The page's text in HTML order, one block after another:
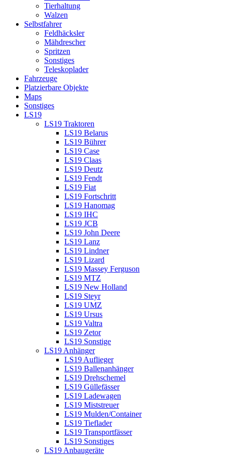
Tierhaltung
Walzen
Selbstfahrer
Feldhäcksler
Mähdrescher
Spritzen
Sonstiges
Teleskoplader
Fahrzeuge
Platzierbare Objekte
Maps
Sonstiges
LS19
LS19 Traktoren
LS19 Belarus
LS19 Bührer
LS19 Case
LS19 Claas
LS19 Deutz
LS19 Fendt
LS19 Fiat
LS19 Fortschritt
LS19 Hanomag
LS19 IHC
LS19 JCB
LS19 John Deere
LS19 Lanz
LS19 Lindner
LS19 Lizard
LS19 Massey Ferguson
LS19 MTZ
LS19 New Holland
LS19 Steyr
LS19 UMZ
LS19 Ursus
LS19 Valtra
LS19 Zetor
LS19 Sonstige
LS19 Anhänger
LS19 Auflieger
LS19 Ballenanhänger
LS19 Drehschemel
LS19 Güllefässer
LS19 Ladewagen
LS19 Miststreuer
LS19 Mulden/Container
LS19 Tieflader
LS19 Transportfässer
LS19 Sonstiges
LS19 Anbaugeräte